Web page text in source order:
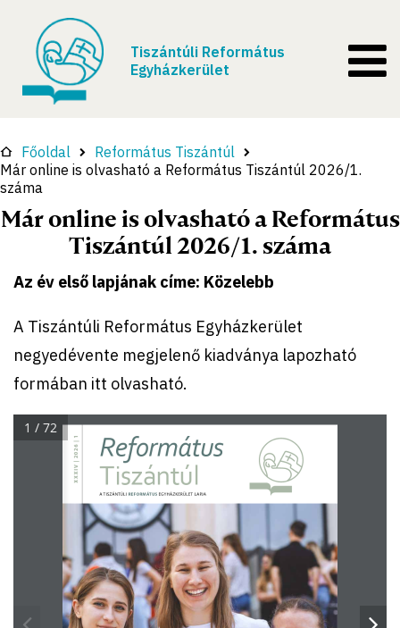
Tiszántúli Református
Egyházkerület
Főoldal
Református Tiszántúl
Már online is olvasható a Református Tiszántúl 2026/1.
száma
Már online is olvasható a Református
Tiszántúl 2026/1. száma
Az év első lapjának címe: Közelebb
A Tiszántúli Református Egyházkerület
negyedévente megjelenő kiadványa lapozható
formában itt olvasható.
A TISZÁNTÚLI REFORMÁTUS EGYHÁZKERÜLET LAPJA
Református
Tiszántúl
XXXIV | 2026 | 1
1 / 72